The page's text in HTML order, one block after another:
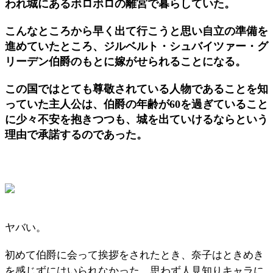
われ城にあるボロボロの離宮で暮らしていた。
こんなところから早く出て行こうと思い自立の準備を
進めていたところ、ジルベルト・シュバイツァー・グ
リーデン伯爵のもとに嫁がせられることになる。
この国ではとても尊敬されている人物であることを知
っていた主人公は、伯爵の年齢が60を過ぎていること
に少々不安を抱きつつも、城を出ていけるならという
理由で承諾するのであった。
ヤバい。
初めて伯爵に会って挨拶をされたとき、奈子はときめき
を感じずにはいられなかった。思わず人見知りキャラに